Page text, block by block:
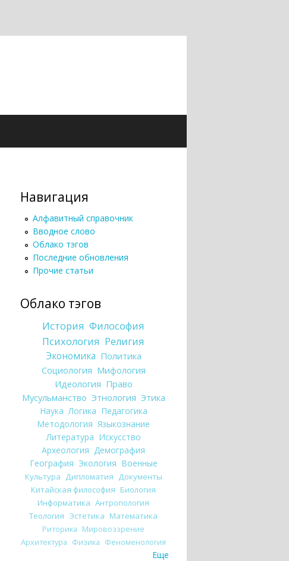
Навигация
Алфавитный справочник
Вводное слово
Облако тэгов
Последние обновления
Прочие статьи
Облако тэгов
История Философия
Психология Религия
Экономика Политика
Социология Мифология
Идеология Право
Мусульманство Этнология Этика
Наука Логика Педагогика
Методология Языкознание
Литература Искусство
Археология Демография
География Экология Военные
Культура Дипломатия Документы
Китайская философия Биология
Информатика Антропология
Теология Эстетика Математика
Риторика Мировоззрение
Архитектура Физика Феноменология
Еще